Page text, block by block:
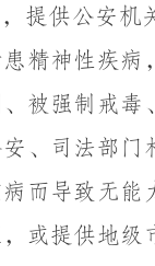
提供公安机
精神性疾
被强制戒
、司法部
而导致无
或提供地